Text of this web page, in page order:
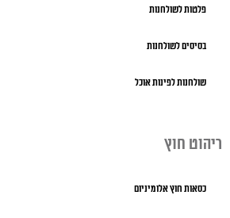
פלטות לשולחנות
בסיסים לשולחנות
שולחנות לפינות אוכל
ריהוט חוץ
כסאות חוץ אלומיניום